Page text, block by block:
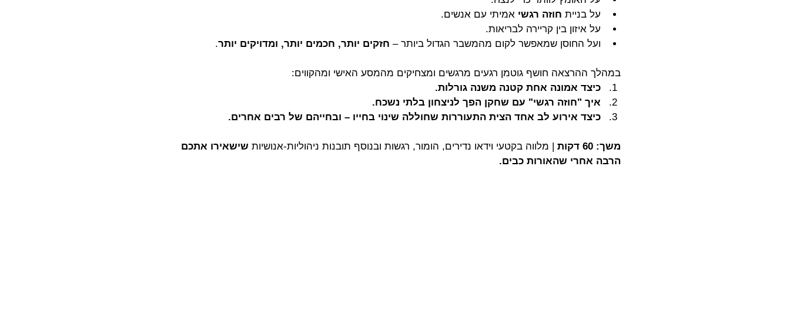
על בניית חוזה רגשי אמיתי עם אנשים.
על איזון בין קריירה לבריאות.
ועל החוסן שמאפשר לקום מהמשבר הגדול ביותר – חזקים יותר, חכמים יותר, ומדויקים יותר.
במהלך ההרצאה חושף גוטמן רגעים מרגשים ומצחיקים מהמסע האישי ומהקווים:
כיצד אמונה אחת קטנה משנה גורלות.
איך "חוזה רגשי" עם שחקן הפך לניצחון בלתי נשכח.
כיצד אירוע לב אחד הצית התעוררות שחוללה שינוי בחייו – ובחייהם של רבים אחרים.
משך: 60 דקות | מלווה בקטעי וידאו נדירים, הומור, רגשות ובנוסף תובנות ניהוליות-אנושיות שישאירו אתכם
הרבה אחרי שהאורות כבים.